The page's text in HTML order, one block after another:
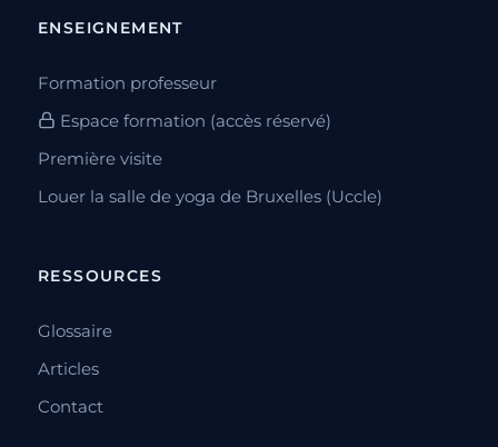
ENSEIGNEMENT
Formation professeur
Espace formation (accès réservé)
Première visite
Louer la salle de yoga de Bruxelles (Uccle)
RESSOURCES
Glossaire
Articles
Contact